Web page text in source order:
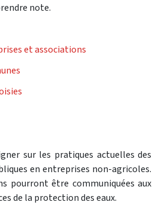
note.
et associations
sur les pratiques actuelles des
en entreprises non-agricoles.
pourront être communiquées aux
de la protection des eaux.